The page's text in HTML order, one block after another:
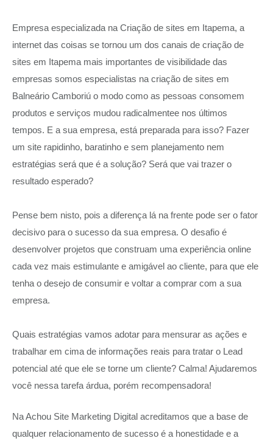
Empresa especializada na Criação de sites em Itapema, a
internet das coisas se tornou um dos canais de criação de
sites em Itapema mais importantes de visibilidade das
empresas somos especialistas na criação de sites em
Balneário Camboriú o modo como as pessoas consomem
produtos e serviços mudou radicalmentee nos últimos
tempos. E a sua empresa, está preparada para isso? Fazer
um site rapidinho, baratinho e sem planejamento nem
estratégias será que é a solução? Será que vai trazer o
resultado esperado?
Pense bem nisto, pois a diferença lá na frente pode ser o fator
decisivo para o sucesso da sua empresa. O desafio é
desenvolver projetos que construam uma experiência online
cada vez mais estimulante e amigável ao cliente, para que ele
tenha o desejo de consumir e voltar a comprar com a sua
empresa.
Quais estratégias vamos adotar para mensurar as ações e
trabalhar em cima de informações reais para tratar o Lead
potencial até que ele se torne um cliente? Calma! Ajudaremos
você nessa tarefa árdua, porém recompensadora!
Na Achou Site Marketing Digital acreditamos que a base de
qualquer relacionamento de sucesso é a honestidade e a